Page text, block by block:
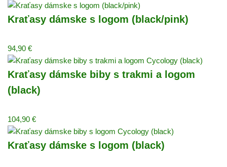
Kraťasy dámske s logom (black/pink)
94,90 €
Kraťasy dámske biby s trakmi a logom
(black)
104,90 €
Kraťasy dámske s logom (black)